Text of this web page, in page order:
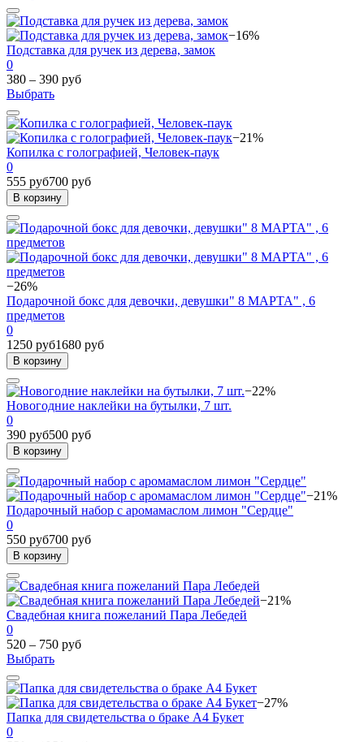
−16%
Подставка для ручек из дерева, замок
0
380 – 390 руб
Выбрать
−21%
Копилка с голографией, Человек-паук
0
555 руб700 руб
В корзину
−26%
Подарочной бокс для девочки, девушки" 8 МАРТА" , 6
предметов
0
1250 руб1680 руб
В корзину
−22%
Новогодние наклейки на бутылки, 7 шт.
0
390 руб500 руб
В корзину
−21%
Подарочный набор с аромамаслом лимон "Сердце"
0
550 руб700 руб
В корзину
−21%
Свадебная книга пожеланий Пара Лебедей
0
520 – 750 руб
Выбрать
−27%
Папка для свидетельства о браке А4 Букет
0